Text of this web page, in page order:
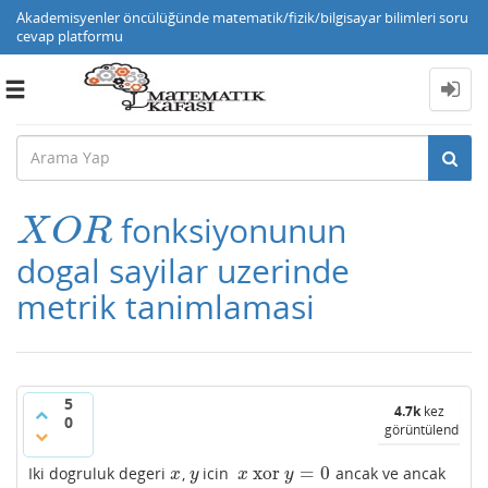
Akademisyenler öncülüğünde matematik/fizik/bilgisayar bilimleri soru
cevap platformu
Toggle
XOR
XOR
fonksiyonunun
dogal sayilar uzerinde
metrik tanimlamasi
5
0
4.7kkez
görüntülendi
Iki dogruluk degeri x
x , y
yicinx xory = 0
xxory=0 ancak ve ancak